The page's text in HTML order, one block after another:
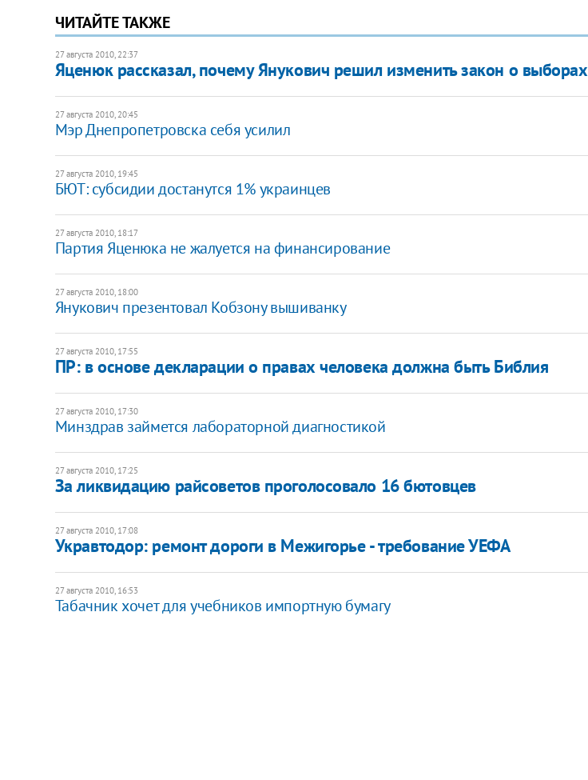
ЧИТАЙТЕ ТАКЖЕ
27 августа 2010, 22:37
Яценюк рассказал, почему Янукович решил изменить закон о выборах
27 августа 2010, 20:45
Мэр Днепропетровска себя усилил
27 августа 2010, 19:45
БЮТ: субсидии достанутся 1% украинцев
27 августа 2010, 18:17
Партия Яценюка не жалуется на финансирование
27 августа 2010, 18:00
Янукович презентовал Кобзону вышиванку
27 августа 2010, 17:55
ПР: в основе декларации о правах человека должна быть Библия
27 августа 2010, 17:30
Минздрав займется лабораторной диагностикой
27 августа 2010, 17:25
За ликвидацию райсоветов проголосовало 16 бютовцев
27 августа 2010, 17:08
Укравтодор: ремонт дороги в Межигорье - требование УЕФА
27 августа 2010, 16:53
Табачник хочет для учебников импортную бумагу